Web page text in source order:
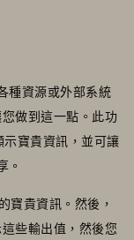
種資源或外部系統
做到這一點。此功
示寶貴資訊，並可讓
。
寶貴資訊。然後，
些輸出值，然後您